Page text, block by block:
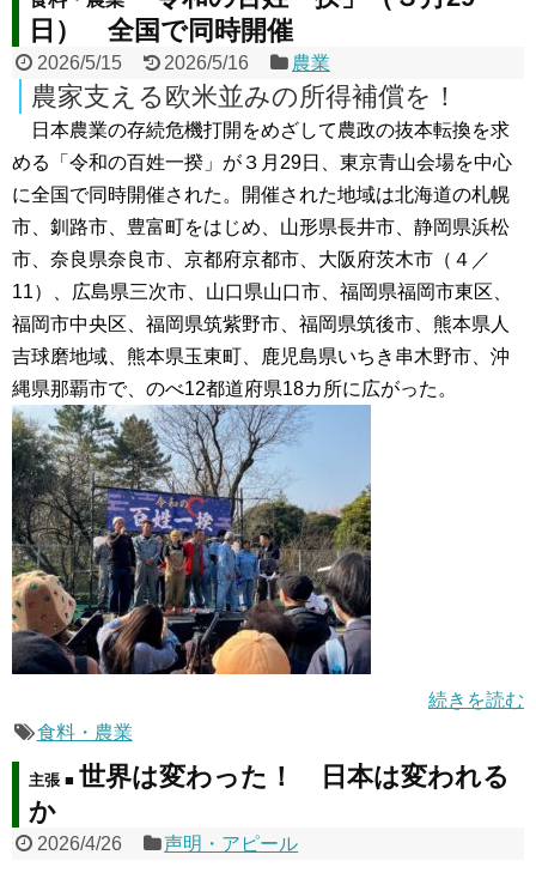
日） 全国で同時開催
2026/5/15 2026/5/16 農業
農家支える欧米並みの所得補償を！
日本農業の存続危機打開をめざして農政の抜本転換を求
める「令和の百姓一揆」が３月29日、東京青山会場を中心
に全国で同時開催された。開催された地域は北海道の札幌
市、釧路市、豊富町をはじめ、山形県長井市、静岡県浜松
市、奈良県奈良市、京都府京都市、大阪府茨木市（４／
11）、広島県三次市、山口県山口市、福岡県福岡市東区、
福岡市中央区、福岡県筑紫野市、福岡県筑後市、熊本県人
吉球磨地域、熊本県玉東町、鹿児島県いちき串木野市、沖
縄県那覇市で、のべ12都道府県18カ所に広がった。
続きを読む
食料・農業
主張 ■ 世界は変わった！ 日本は変われる
か
2026/4/26 声明・アピール